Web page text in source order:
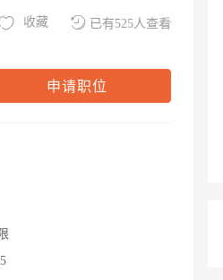
已有525人查看
收藏
申请职位